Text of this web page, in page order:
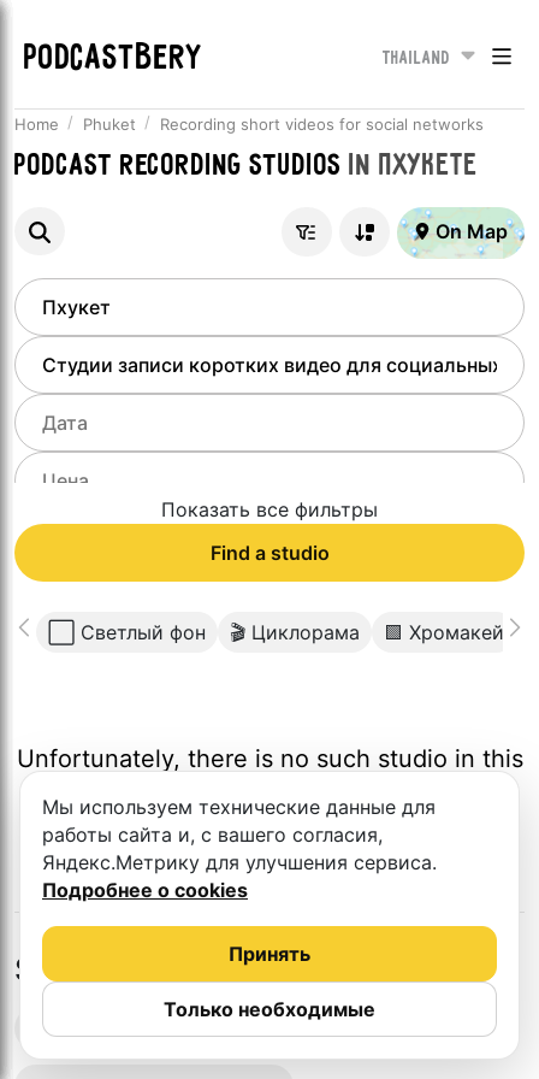
PODCASTBERY Thailand
Home Phuket Recording short videos for social networks
Podcast recording studios in Пхукете
On Map
Показать все фильтры
Find a studio
⬜️ Светлый фон 🎬 Циклорама 🟩 Хромакей
Unfortunately, there is no such studio in this
Studios in nearby cities
Podcast recording studios
Мы используем технические данные для
работы сайта и, с вашего согласия,
Яндекс.Метрику для улучшения сервиса.
Подробнее о cookies
Только необходимые
Принять